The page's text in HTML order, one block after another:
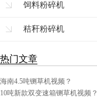
饲料粉碎机
秸秆粉碎机
热门文章
海南4.5吨铡草机视频？
10吨新款双变速箱铡草机视频？